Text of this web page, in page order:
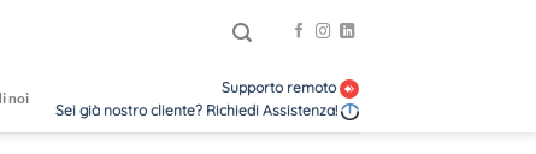
noi
Supporto remoto
Sei già nostro cliente? Richiedi Assistenza!